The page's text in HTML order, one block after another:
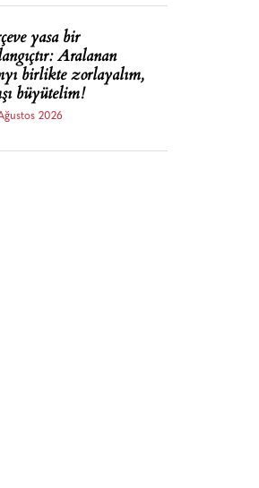
yasa bir
Aralanan
birlikte zorlayalım,
büyütelim!
2026